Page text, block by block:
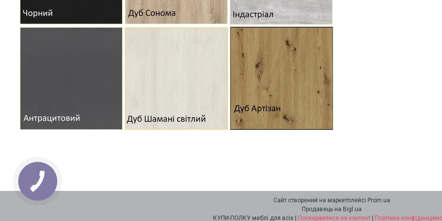
Сайт створений на маркетплейсі Prom.ua
Продавець на Bigl.ua
Поскаржитися на контент Політика